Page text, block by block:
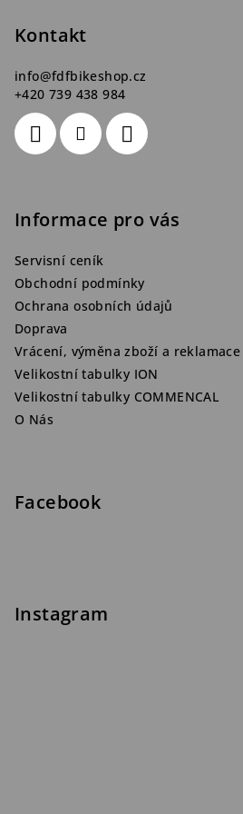
Kontakt
info@fdfbikeshop.cz
+420 739 438 984
Informace pro vás
Servisní ceník
Obchodní podmínky
Ochrana osobních údajů
Doprava
Vrácení, výměna zboží a reklamace
Velikostní tabulky ION
Velikostní tabulky COMMENCAL
O Nás
Facebook
Instagram